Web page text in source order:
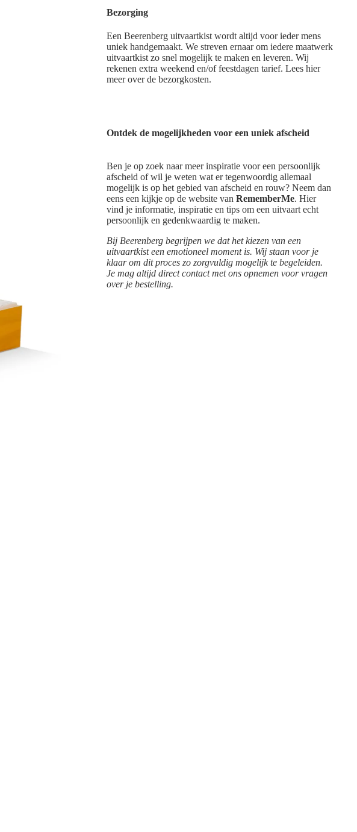
Bezorging
Een Beerenberg uitvaartkist wordt altijd voor ieder mens
uniek handgemaakt. We streven ernaar om iedere maatwerk
uitvaartkist zo snel mogelijk te maken en leveren. Wij
rekenen extra weekend en/of feestdagen tarief. Lees hier
meer over de bezorgkosten.
Ontdek de mogelijkheden voor een uniek afscheid
Ben je op zoek naar meer inspiratie voor een persoonlijk
afscheid of wil je weten wat er tegenwoordig allemaal
mogelijk is op het gebied van afscheid en rouw? Neem dan
eens een kijkje op de website van RememberMe. Hier
vind je informatie, inspiratie en tips om een uitvaart echt
persoonlijk en gedenkwaardig te maken.
Bij Beerenberg begrijpen we dat het kiezen van een
uitvaartkist een emotioneel moment is. Wij staan voor je
klaar om dit proces zo zorgvuldig mogelijk te begeleiden.
Je mag altijd direct contact met ons opnemen voor vragen
over je bestelling.